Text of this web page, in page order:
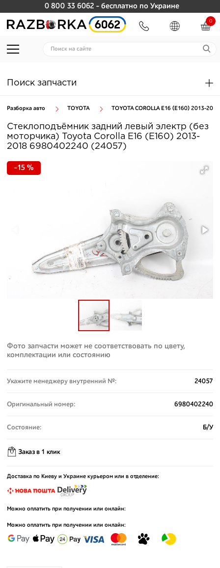
0 800 33 6062 - бесплатно по Украине
0
Поиск запчасти
Разборка авто TOYOTA TOYOTA COROLLA E16 (E160) 2013-2018
Стеклоподъёмник задний левый электр (без
моторчика) Toyota Corolla E16 (E160) 2013-
2018 6980402240 (24057)
-15 %
Фото запчасти может не соответствовать по цвету,
комплектации или состоянию
Укажите менеджеру внутренний №: 24057
Оригинальный номер: 6980402240
Состояние: Б/У
Заказ в 1 клик
Доставка по Киеву и Украине курьером или в отделение:
Можно оплатить при получении или онлайн:
Можно оплатить при получении или онлайн: